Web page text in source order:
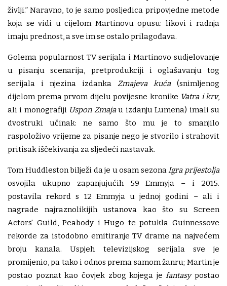
življi.” Naravno, to je samo posljedica pripovjedne metode
koja se vidi u cijelom Martinovu opusu: likovi i radnja
imaju prednost, a sve im se ostalo prilagođava.
Golema popularnost TV serijala i Martinovo sudjelovanje
u pisanju scenarija, pretprodukciji i oglašavanju tog
serijala i njezina izdanka Zmajeva kuća(snimljenog
dijelom prema prvom dijelu povijesne kronike Vatra i krv,
ali i monografiji Uspon Zmajau izdanju Lumena) imali su
dvostruki učinak: ne samo što mu je to smanjilo
raspoloživo vrijeme za pisanje nego je stvorilo i strahovit
pritisak iščekivanja za sljedeći nastavak.
Tom Huddleston bilježi da je u osam sezonaIgra prijestolja
osvojila ukupno zapanjujućih 59 Emmyja – i 2015.
postavila rekord s 12 Emmyja u jednoj godini – ali i
nagrade najraznolikijih ustanova kao što su Screen
Actors' Guild, Peabody i Hugo te potukla Guinnessove
rekorde za istodobno emitiranje TV drame na najvećem
broju kanala. Uspjeh televizijskog serijala sve je
promijenio, pa tako i odnos prema samom žanru; Martin je
postao poznat kao čovjek zbog kojega jefantasypostao